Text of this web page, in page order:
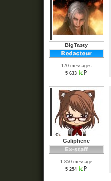
BigTasty
170 messages
5 633
Galiphene
1 850 message
5 254